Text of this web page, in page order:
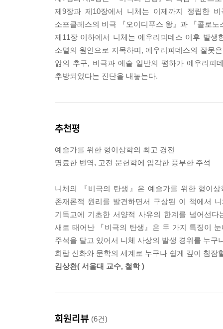
제9장과 제10장에서 니체는 이제까지 정립한
소포클레스의 비극 『오이디푸스 왕』과 『콜로
제11장 이하에서 니체는 에우리피데스 이후 발
소멸의 원인으로 지목하며, 에우리피데스의 잘못
앎의 추구, 비극과 예술 일반의 폄하가 에우리피
추방되었다는 진단을 내놓는다.
추천평
예술가를 위한 형이상학의 최고 경전
명료한 번역, 고전 문헌학에 입각한 풍부한 주석
니체의 『비극의 탄생』은 예술가를 위한 형이
존재론적 원리를 발견하면서 구상된 이 책에서
기독교에 기초한 서양적 사유의 한계를 넘어선
새로 태어난 『비극의 탄생』은 두 가지 특징이
주석을 달고 있어서 니체 사상의 발생 경위를 누
희랍 신화와 문학의 세계로 누구나 쉽게 깊이 침잠
김상환( 서울대 교수, 철학 )
회원리뷰 (6건)